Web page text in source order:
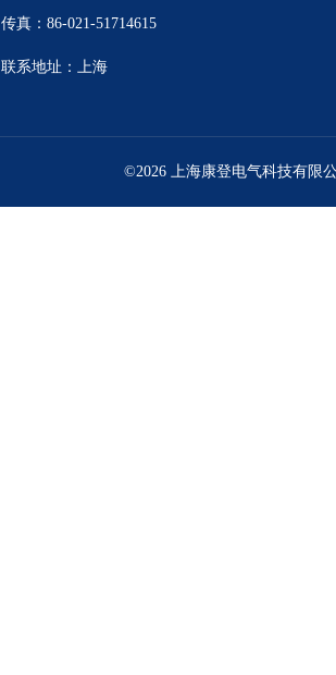
传真：86-021-51714615
联系地址：上海
©2026 上海康登电气科技有限